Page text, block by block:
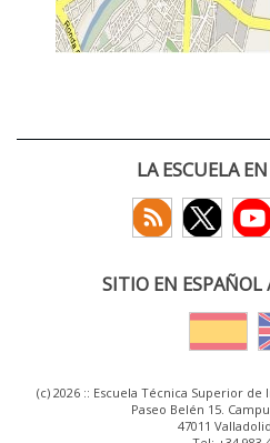
LA ESCUELA
SITIO EN ESPAÑOL
(c) 2026 :: Escuela Técnica Superior
Paseo Belén 15.
47011